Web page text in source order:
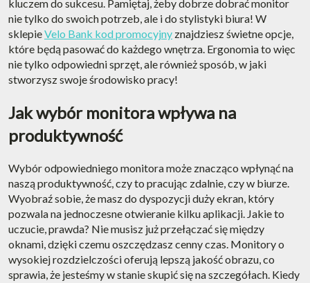
kluczem do sukcesu. Pamiętaj, żeby dobrze dobrać monitor
nie tylko do swoich potrzeb, ale i do stylistyki biura! W
sklepieVelo Bank kod promocyjny znajdziesz świetne opcje,
które będą pasować do każdego wnętrza. Ergonomia to więc
nie tylko odpowiedni sprzęt, ale również sposób, w jaki
stworzysz swoje środowisko pracy!
Jak wybór monitora wpływa na
produktywność
Wybór odpowiedniego monitora może znacząco wpłynąć na
naszą produktywność, czy to pracując zdalnie, czy w biurze.
Wyobraź sobie, że masz do dyspozycji duży ekran, który
pozwala na jednoczesne otwieranie kilku aplikacji. Jakie to
uczucie, prawda? Nie musisz już przełączać się między
oknami, dzięki czemu oszczędzasz cenny czas. Monitory o
wysokiej rozdzielczości oferują lepszą jakość obrazu, co
sprawia, że jesteśmy w stanie skupić się na szczegółach. Kiedy